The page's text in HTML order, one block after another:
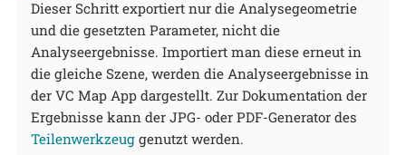
Dieser Schritt exportiert nur die Analysegeometrie
und die gesetzten Parameter, nicht die
Analyseergebnisse. Importiert man diese erneut in
die gleiche Szene, werden die Analyseergebnisse in
der VC Map App dargestellt. Zur Dokumentation der
Ergebnisse kann der JPG- oder PDF-Generator des
Teilenwerkzeug genutzt werden.